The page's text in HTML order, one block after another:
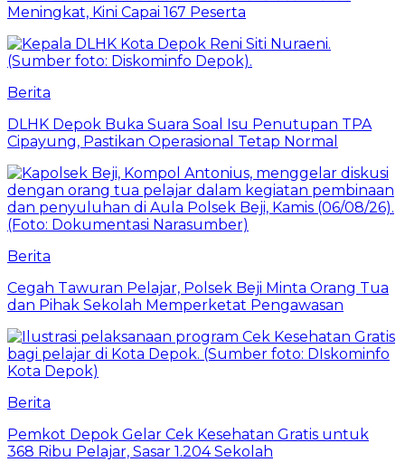
Meningkat, Kini Capai 167 Peserta
Berita
DLHK Depok Buka Suara Soal Isu Penutupan TPA
Cipayung, Pastikan Operasional Tetap Normal
Berita
Cegah Tawuran Pelajar, Polsek Beji Minta Orang Tua
dan Pihak Sekolah Memperketat Pengawasan
Berita
Pemkot Depok Gelar Cek Kesehatan Gratis untuk
368 Ribu Pelajar, Sasar 1.204 Sekolah